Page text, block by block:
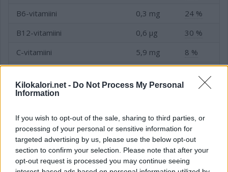
Kilokalori.net - Do Not Process My Personal
Information
If you wish to opt-out of the sale, sharing to third parties, or
processing of your personal or sensitive information for
targeted advertising by us, please use the below opt-out
section to confirm your selection. Please note that after your
opt-out request is processed you may continue seeing
B6-vitamiini
0,3 mg
24 %
B12-vitamiini
0,6 µg
30 %
C-vitamiini
5,9 mg
8 %
E-vitamiini
0,6 mg
Niasiini (B3-vitamiini)
3,3 mg 23 %